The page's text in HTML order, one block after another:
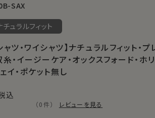
SAX
チュラルフィット
ャツ・ワイシャツ】ナチュラルフィット・
・イージーケア・オックスフォード・ホ
イ・ポケット無し
込
（0件） レビューを見る